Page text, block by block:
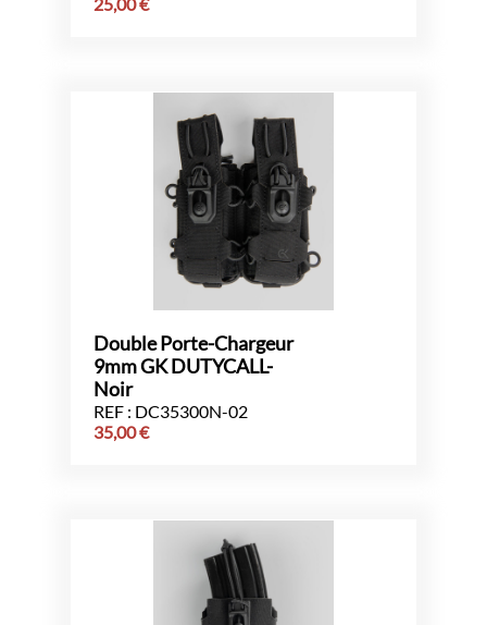
Double Porte-Chargeur
9mm GK DUTYCALL-
Noir
REF : DC35300N-02
35,00€